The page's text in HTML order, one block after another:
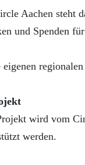
Aachen steht
und Spenden
wird vom
werden.